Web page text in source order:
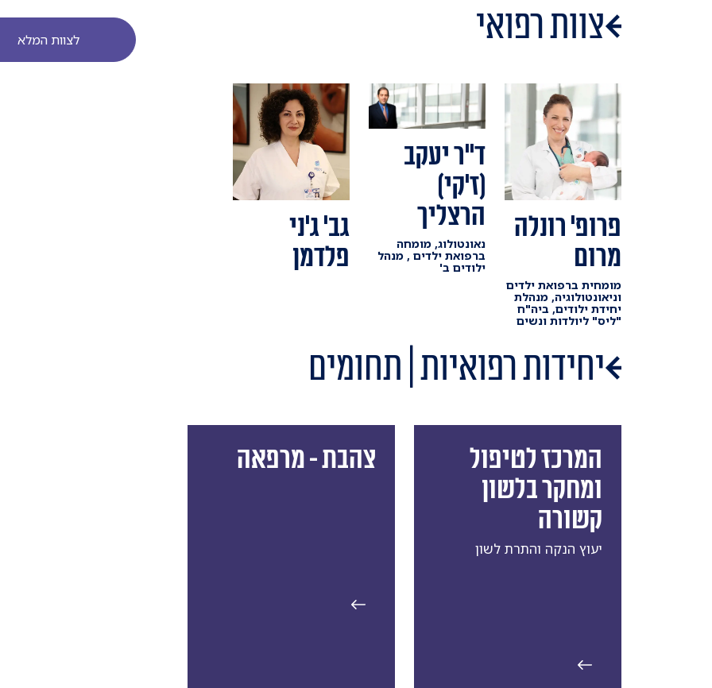
צוות רפואי לצוות המלא
פרופ' רונלה
מרום
מומחית ברפואת ילדים
וניאונטולוגיה, מנהלת
יחידת ילודים, ביה"ח
"ליס" ליולדות ונשים
ד"ר יעקב
(ז'קי)
הרצליך
נאונטולוג, מומחה
ברפואת ילדים , מנהל
ילודים ב'
גב' ג'ני
פלדמן
יחידות רפואיות | תחומים
המרכז לטיפול
ומחקר בלשון
קשורה
יעוץ הנקה והתרת לשון
צהבת - מרפאה